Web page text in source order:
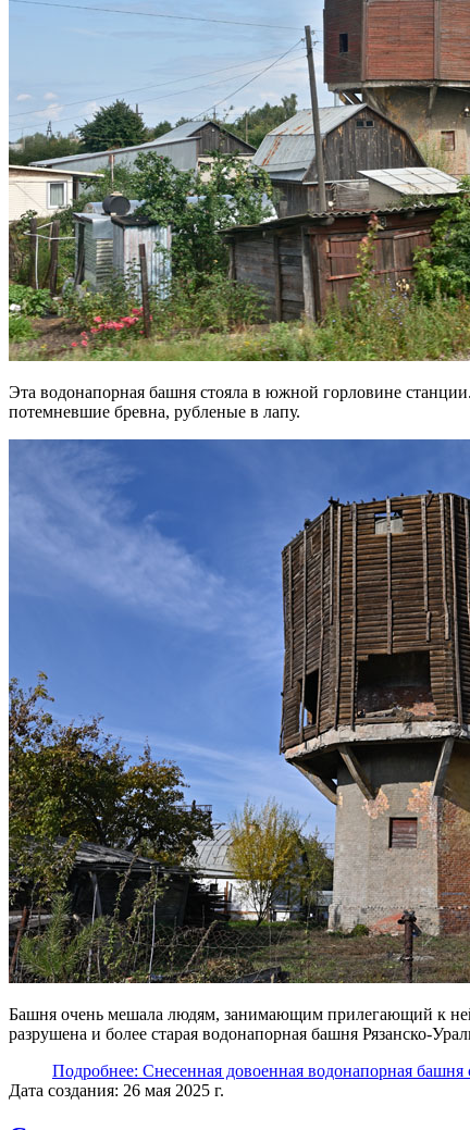
Эта водонапорная башня стояла в южной горловине
потемневшие бревна, рубленые в лапу.
Башня очень мешала людям, занимающим прилегающий к
разрушена и более старая водонапорная башня Рязанско-
Подробнее: Снесенная довоенная водонапорная
Дата создания: 26 мая 2025 г.